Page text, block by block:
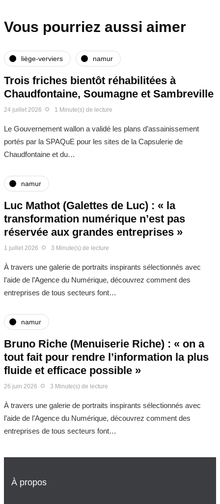
Vous pourriez aussi aimer
liège-verviers namur
Trois friches bientôt réhabilitées à
Chaudfontaine, Soumagne et Sambreville
24 juillet 2026 1 Minute(s) de lecture
Le Gouvernement wallon a validé les plans d’assainissement
portés par la SPAQuE pour les sites de la Capsulerie de
Chaudfontaine et du…
namur
Luc Mathot (Galettes de Luc) : « la
transformation numérique n’est pas
réservée aux grandes entreprises »
1 juillet 2026 3 Minute(s) de lecture
À travers une galerie de portraits inspirants sélectionnés avec
l’aide de l’Agence du Numérique, découvrez comment des
entreprises de tous secteurs font…
namur
Bruno Riche (Menuiserie Riche) : « on a
tout fait pour rendre l’information la plus
fluide et efficace possible »
26 juin 2026 3 Minute(s) de lecture
À travers une galerie de portraits inspirants sélectionnés avec
l’aide de l’Agence du Numérique, découvrez comment des
entreprises de tous secteurs font…
À propos